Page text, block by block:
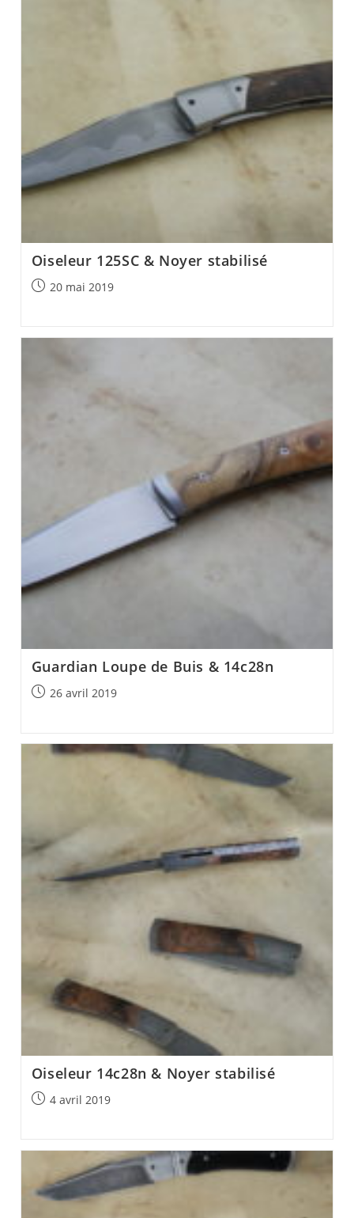
Oiseleur 125SC & Noyer stabilisé
Post20 mai 2019
Guardian Loupe de Buis & 14c28n
Post26 avril 2019
Oiseleur 14c28n & Noyer stabilisé
Post4 avril 2019